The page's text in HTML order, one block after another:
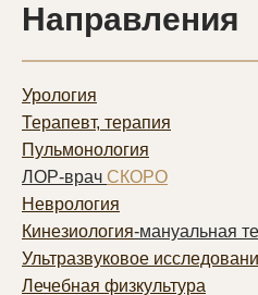
Направления
Урология
Терапевт, терапия
Пульмонология
ЛОР-врач СКОРО
Неврология
Кинезиология-мануальная
Ультразвуковое
Лечебная физкультура